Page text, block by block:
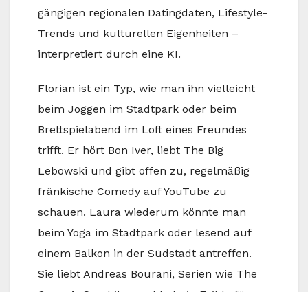
gängigen regionalen Datingdaten, Lifestyle-
Trends und kulturellen Eigenheiten –
interpretiert durch eine KI.
Florian ist ein Typ, wie man ihn vielleicht
beim Joggen im Stadtpark oder beim
Brettspielabend im Loft eines Freundes
trifft. Er hört Bon Iver, liebt The Big
Lebowski und gibt offen zu, regelmäßig
fränkische Comedy auf YouTube zu
schauen. Laura wiederum könnte man
beim Yoga im Stadtpark oder lesend auf
einem Balkon in der Südstadt antreffen.
Sie liebt Andreas Bourani, Serien wie The